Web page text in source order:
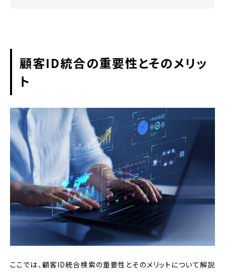
顧客ID統合の重要性とそのメリッ
ト
ここでは、顧客ID統合検索の重要性とそのメリットについて解説